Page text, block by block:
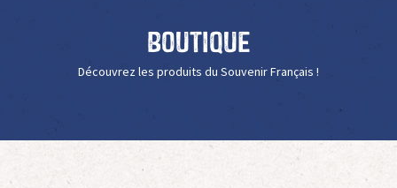
Boutique
Découvrez les produits du Souvenir Français !